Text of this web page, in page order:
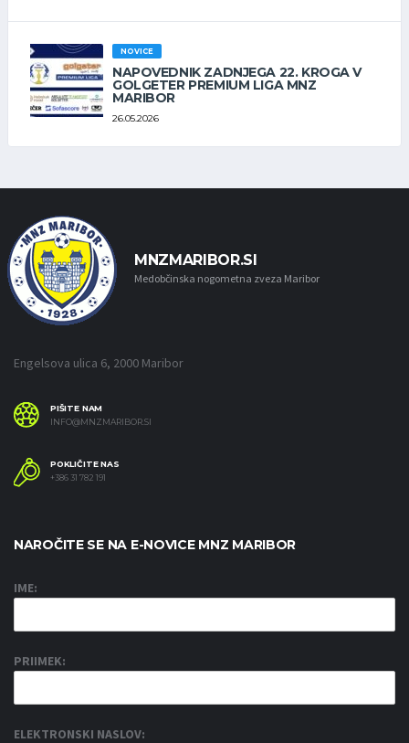
NOVICE
NAPOVEDNIK ZADNJEGA 22. KROGA V
GOLGETER PREMIUM LIGA MNZ
MARIBOR
26.05.2026
MNZMARIBOR.SI
Medobčinska nogometna zveza Maribor
Engelsova ulica 6, 2000 Maribor
PIŠITE NAM
INFO@MNZMARIBOR.SI
POKLIČITE NAS
+386 31 782 191
NAROČITE SE NA E-NOVICE MNZ MARIBOR
IME:
PRIIMEK:
ELEKTRONSKI NASLOV: